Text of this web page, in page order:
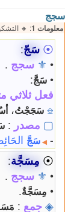
سجج
معلومات 1 : 🔸 التشكيل: 54% | 🔹 الكلمات: 55 | 🎭
⦿ سَجّ:
•
⚜ سجج .
• سَجَّ:
فعل ثلاثي
⎒ سَجَجْتُ،
▢ مصدر :
-
◀ سَجَّ
⦿ مِسَجَّة:
•
⚜ سجج .
• مِسَجَّةٌ.
◈ جمع :